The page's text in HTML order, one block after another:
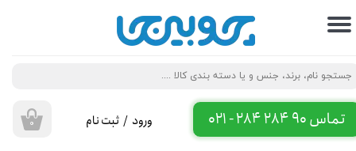
تماس 90 284 284 - 021 ۰ ورود / ثبت نام
حساب کاربری من
تغییر گذر واژه
سفارشات
خروج از حساب کاربری